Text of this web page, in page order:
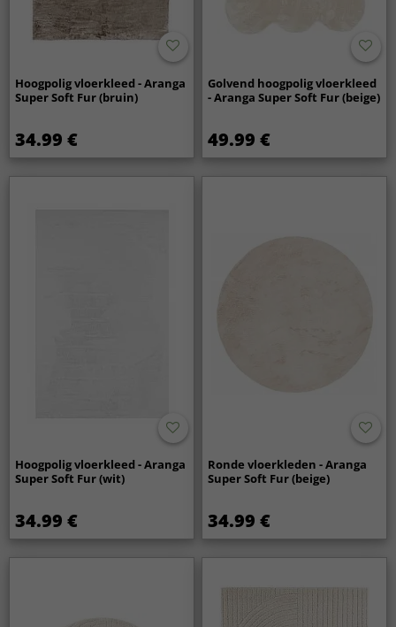
Hoogpolig vloerkleed - Aranga
Super Soft Fur (bruin)
34.99 €
Golvend hoogpolig vloerkleed
- Aranga Super Soft Fur (beige)
49.99 €
Hoogpolig vloerkleed - Aranga
Super Soft Fur (wit)
34.99 €
Ronde vloerkleden - Aranga
Super Soft Fur (beige)
34.99 €